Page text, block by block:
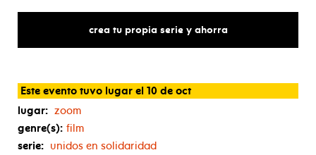
crea tu propia serie y ahorra
Este evento tuvo lugar el 10 de oct
lugar: zoom
genre(s): film
serie: unidos en solidaridad